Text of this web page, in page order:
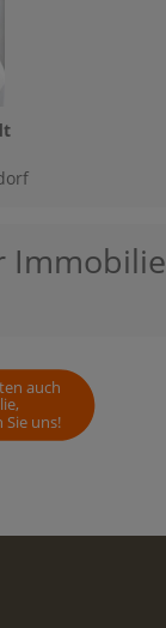
Immobilie
auch
uns!